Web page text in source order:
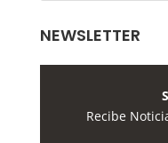
NEWSLETTER
Recibe